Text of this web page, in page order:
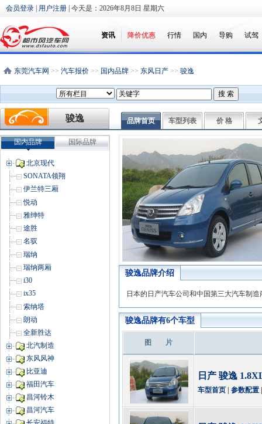
会员登录 用户注册 | 今天是： 2026年8月8日 星期六
资讯 降价优惠 行情 国内 导购 试驾
东莞汽车网 >> 汽车报价 >> 国内品牌 >> 东风日产 >> 骏逸
骏逸 品牌首页 车型列表 价 格
骏逸品牌介绍
日本的日产汽车公司和中国第三大汽车制
骏逸品牌有6个车型
图 片
日产 骏逸
车型首页 参数配置
国内品牌 国际品牌
北京现代
SONATA领翔
伊兰特三厢
悦动
雅绅特
途胜
名驭
瑞纳
瑞纳两厢
i30
ix35
索纳塔
朗动
全新胜达
北汽制造
东风风神
比亚迪
福田汽车
昌河铃木
昌河汽车